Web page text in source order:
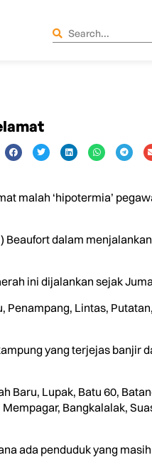
malah ‘hipotermia’
Beaufort dalam
ini dijalankan sejak
Penampang, Lintas,
yang terjejas banjir
Baru, Lupak, Batu 60,
Bangkalalak,
ada penduduk yang masih